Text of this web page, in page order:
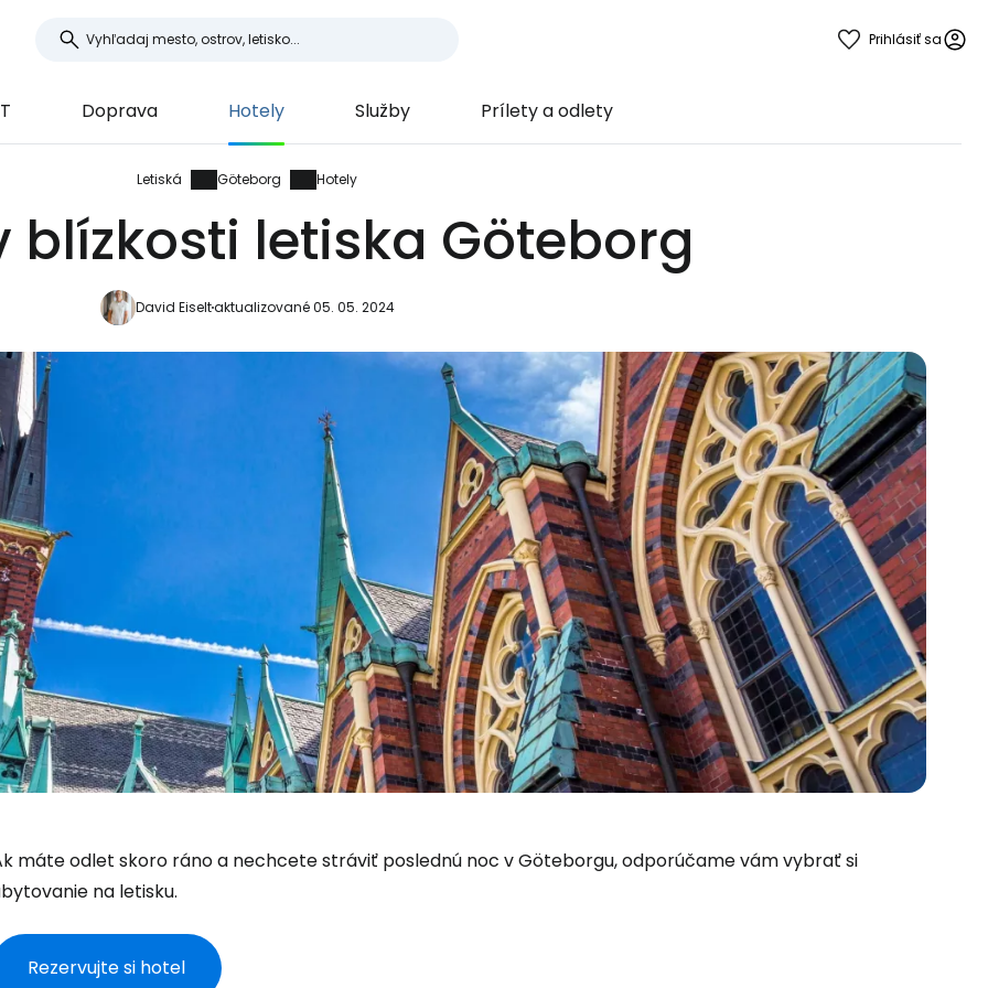
Prihlásiť sa
Doprava Hotely Služby Prílety a odlety
Letiská Göteborg Hotely
blízkosti letiska Göteborg
David Eiseltaktualizované 05. 05. 2024
máte odlet skoro ráno a nechcete stráviť poslednú noc v Göteborgu, odporúčame vám vybrať si
na letisku.
Rezervujte si hotel